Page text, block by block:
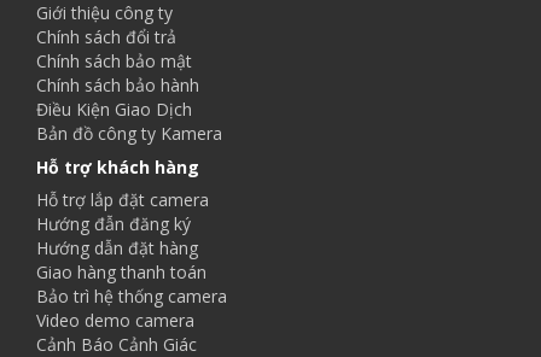
Giới thiệu công ty
Chính sách đổi trả
Chính sách bảo mật
Chính sách bảo hành
Điều Kiện Giao Dịch
Bản đồ công ty Kamera
Hỗ trợ khách hàng
Hỗ trợ lắp đặt camera
Hướng đẫn đăng ký
Hướng dẫn đặt hàng
Giao hàng thanh toán
Bảo trì hệ thống camera
Video demo camera
Cảnh Báo Cảnh Giác